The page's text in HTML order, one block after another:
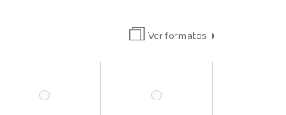
Ver formatos